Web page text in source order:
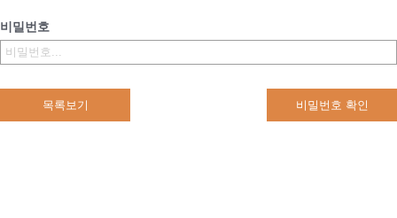
비밀번호
목록보기 비밀번호 확인